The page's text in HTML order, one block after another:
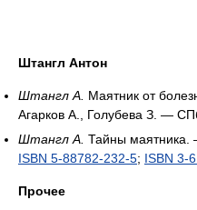
Штангл Антон
Штангл А. Маятник от
Агарков А., Голубева З. —
Штангл А. Тайны
ISBN 5-88782-232-5; ISBN 3-
Прочее